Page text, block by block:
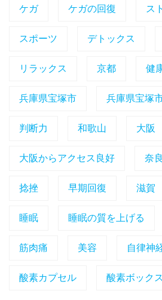
ケガ ケガの回復 ス
スポーツ デトックス
リラックス 京都 健
兵庫県宝塚市 兵庫県宝塚
判断力 和歌山 大阪
大阪からアクセス良好 奈良
捻挫 早期回復 滋賀
睡眠 睡眠の質を上げる
筋肉痛 美容 自律神
酸素カプセル 酸素ボックス